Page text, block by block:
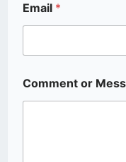
Email *
Comment or